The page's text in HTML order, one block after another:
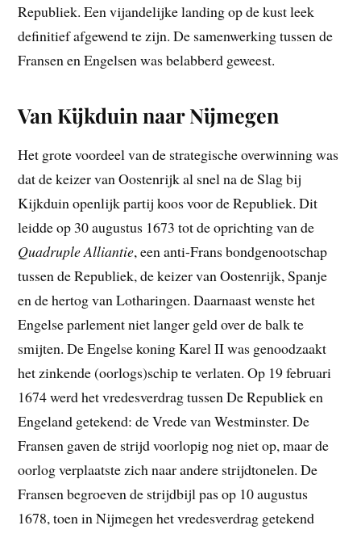
Republiek. Een vijandelijke landing op de kust leek
definitief afgewend te zijn. De samenwerking tussen de
Fransen en Engelsen was belabberd geweest.
Van Kijkduin naar Nijmegen
Het grote voordeel van de strategische overwinning was
dat de keizer van Oostenrijk al snel na de Slag bij
Kijkduin openlijk partij koos voor de Republiek. Dit
leidde op 30 augustus 1673 tot de oprichting van de
Quadruple Alliantie, een anti-Frans bondgenootschap
tussen de Republiek, de keizer van Oostenrijk, Spanje
en de hertog van Lotharingen. Daarnaast wenste het
Engelse parlement niet langer geld over de balk te
smijten. De Engelse koning Karel II was genoodzaakt
het zinkende (oorlogs)schip te verlaten. Op 19 februari
1674 werd het vredesverdrag tussen De Republiek en
Engeland getekend: de Vrede van Westminster. De
Fransen gaven de strijd voorlopig nog niet op, maar de
oorlog verplaatste zich naar andere strijdtonelen. De
Fransen begroeven de strijdbijl pas op 10 augustus
1678, toen in Nijmegen het vredesverdrag getekend